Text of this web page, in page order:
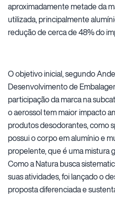
aproximadamente metade da
utilizada, principalmente
redução de cerca de 48% do
O objetivo inicial, segundo
Desenvolvimento de
participação da marca na
o aerossol tem maior impacto
produtos desodorantes, como
possui o corpo em alumínio e
propelente, que é uma mistura
Como a Natura busca
suas atividades, foi lançado o
proposta diferenciada e